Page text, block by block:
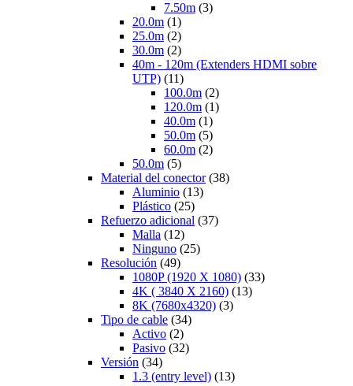
7.50m (3)
20.0m (1)
25.0m (2)
30.0m (2)
40m - 120m (Extenders HDMI sobre
UTP) (11)
100.0m (2)
120.0m (1)
40.0m (1)
50.0m (5)
60.0m (2)
50.0m (5)
Material del conector (38)
Aluminio (13)
Plástico (25)
Refuerzo adicional (37)
Malla (12)
Ninguno (25)
Resolución (49)
1080P (1920 X 1080) (33)
4K ( 3840 X 2160) (13)
8K (7680x4320) (3)
Tipo de cable (34)
Activo (2)
Pasivo (32)
Versión (34)
1.3 (entry level) (13)